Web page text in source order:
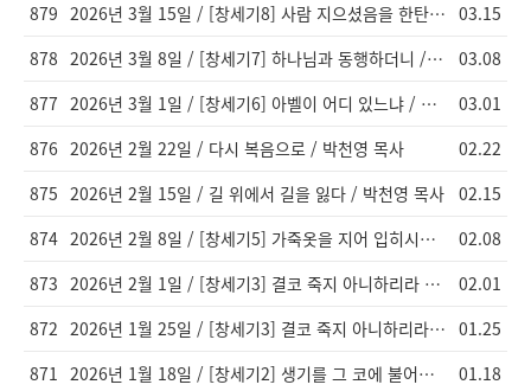
879
2026년 3월 15일 / [창세기8] 사람 지으셨음을 한탄하사 / 이창엽 목사 03.15
878
2026년 3월 8일 / [창세기7] 하나님과 동행하더니 / 이창엽 목사 / 그빛교회
03.08
877
2026년 3월 1일 / [창세기6] 아벨이 어디 있느냐 / 이창엽 목사
03.01
876 2026년 2월 22일 / 다시 복음으로 / 박천영 목사
02.22
875 2026년 2월 15일 / 길 위에서 길을 잃다 / 박천영 목사 02.15
874
2026년 2월 8일 / [창세기5] 가죽옷을 지어 입히시니라 / 이창엽 목사
02.08
873
2026년 2월 1일 / [창세기3] 결코 죽지 아니하리라 / 이창엽 목사
02.01
872
2026년 1월 25일 / [창세기3] 결코 죽지 아니하리라 / 이창엽 목사 01.25
871
2026년 1월 18일 / [창세기2] 생기를 그 코에 불어넣으시니 / 이창엽 목사
01.18